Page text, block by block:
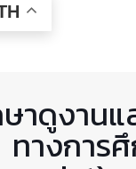
าดูงาน
ทางการ